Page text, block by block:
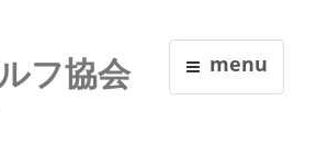
menu
フ協会